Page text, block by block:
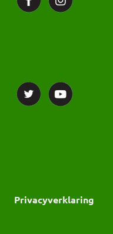
Privacyverklaring